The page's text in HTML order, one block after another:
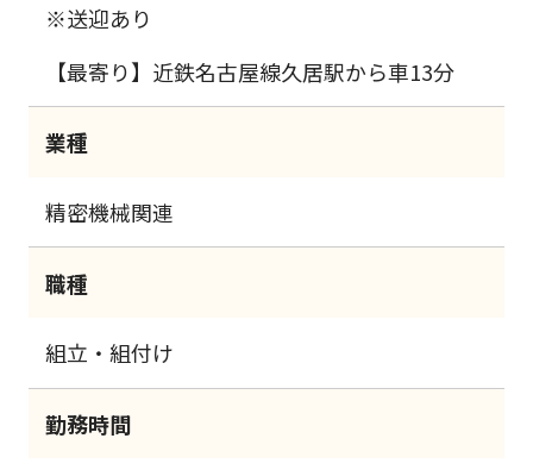
※送迎あり
【最寄り】近鉄名古屋線久居駅から車13分
業種
精密機械関連
職種
組立・組付け
勤務時間